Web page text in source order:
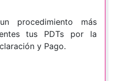
procedimiento más
tus PDTs por la
y Pago.